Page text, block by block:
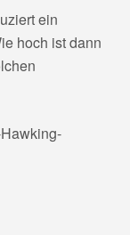
ein
hoch ist dann